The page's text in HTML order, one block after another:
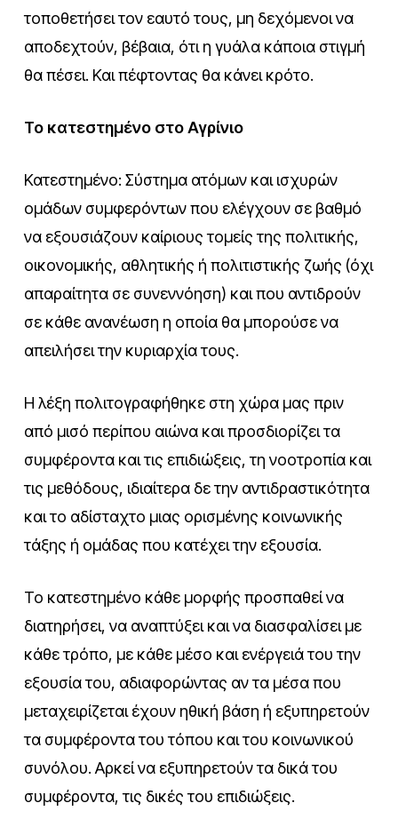
τοποθετήσει τον εαυτό τους, μη δεχόμενοι να
αποδεχτούν, βέβαια, ότι η γυάλα κάποια στιγμή
θα πέσει. Και πέφτοντας θα κάνει κρότο.
Το κατεστημένο στο Αγρίνιο
Κατεστημένο: Σύστημα ατόμων και ισχυρών
ομάδων συμφερόντων που ελέγχουν σε βαθμό
να εξουσιάζουν καίριους τομείς της πολιτικής,
οικονομικής, αθλητικής ή πολιτιστικής ζωής (όχι
απαραίτητα σε συνεννόηση) και που αντιδρούν
σε κάθε ανανέωση η οποία θα μπορούσε να
απειλήσει την κυριαρχία τους.
Η λέξη πολιτογραφήθηκε στη χώρα μας πριν
από μισό περίπου αιώνα και προσδιορίζει τα
συμφέροντα και τις επιδιώξεις, τη νοοτροπία και
τις μεθόδους, ιδιαίτερα δε την αντιδραστικότητα
και το αδίσταχτο μιας ορισμένης κοινωνικής
τάξης ή ομάδας που κατέχει την εξουσία.
Το κατεστημένο κάθε μορφής προσπαθεί να
διατηρήσει, να αναπτύξει και να διασφαλίσει με
κάθε τρόπο, με κάθε μέσο και ενέργειά του την
εξουσία του, αδιαφορώντας αν τα μέσα που
μεταχειρίζεται έχουν ηθική βάση ή εξυπηρετούν
τα συμφέροντα του τόπου και του κοινωνικού
συνόλου. Αρκεί να εξυπηρετούν τα δικά του
συμφέροντα, τις δικές του επιδιώξεις.